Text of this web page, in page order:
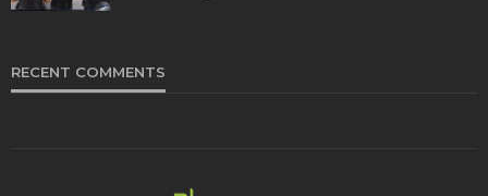
RECENT COMMENTS